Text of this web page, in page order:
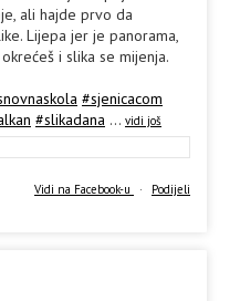
ali hajde prvo da
Lijepa jer je panorama,
i slika se mijenja.
#sjenicacom
#slikadana ... vidi još
Vidi na Facebook-u · Podijeli